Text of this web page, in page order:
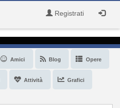
Registrati
Amici Blog Opere
Attività Grafici